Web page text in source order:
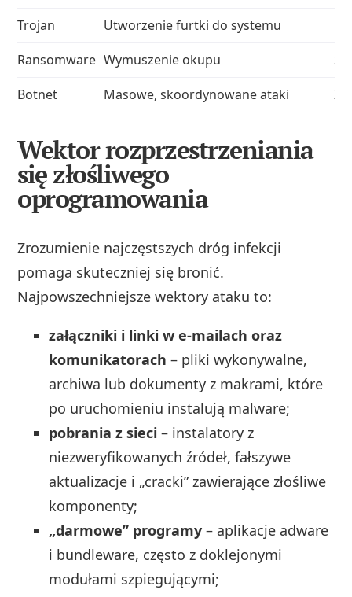
Trojan
Utworzenie furtki do systemu
Ransomware Wymuszenie okupu
Botnet
Masowe, skoordynowane ataki
Wektor rozprzestrzeniania
się złośliwego
oprogramowania
Zrozumienie najczęstszych dróg infekcji
pomaga skuteczniej się bronić.
Najpowszechniejsze wektory ataku to:
załączniki i linki w e‑mailach oraz
komunikatorach – pliki wykonywalne,
archiwa lub dokumenty z makrami, które
po uruchomieniu instalują malware;
pobrania z sieci – instalatory z
niezweryfikowanych źródeł, fałszywe
aktualizacje i „cracki” zawierające złośliwe
komponenty;
„darmowe” programy – aplikacje adware
i bundleware, często z doklejonymi
modułami szpiegującymi;